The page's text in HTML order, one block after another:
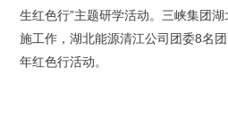
生红色行”主题研学活动。三峡集团
施工作，湖北能源清江公司团委8名
年红色行活动。